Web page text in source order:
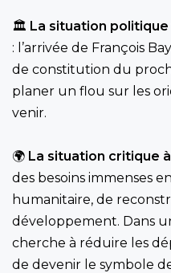
🏛️ La situation
: l’arrivée de François
de constitution du
planer un flou sur les
venir.
🌍 La situation critique
des besoins immenses
humanitaire, de
développement. Dans
cherche à réduire les
de devenir le symbole